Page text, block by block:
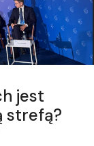
jest
strefą?